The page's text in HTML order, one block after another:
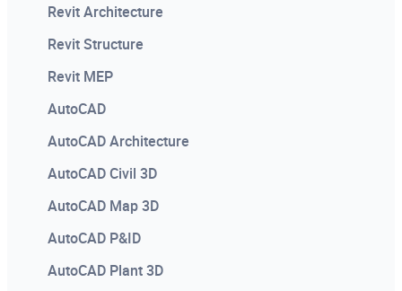
Flow Leaders and Deflectors
Propagatory i deflektory płynięcia
Using Valve Gates
Zastosowanie przewężek zaworowych
Revit Architecture
Revit Structure
Revit MEP
AutoCAD
AutoCAD Architecture
AutoCAD Civil 3D
AutoCAD Map 3D
AutoCAD P&ID
AutoCAD Plant 3D